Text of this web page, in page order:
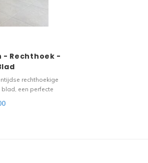
Rechthoek -
rechthoekige
een perfecte
combineert de